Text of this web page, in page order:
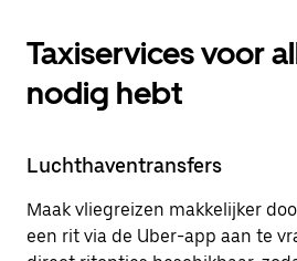
Taxiservices voor
nodig hebt
Luchthaventransfers
Maak vliegreizen makkelijker
een rit via de Uber-app aan te